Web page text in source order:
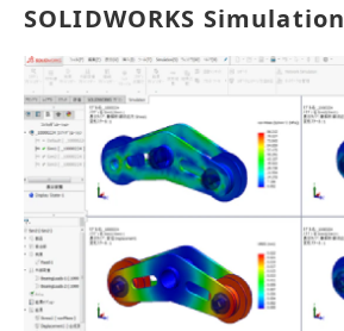
SOLIDWORKS Simulation